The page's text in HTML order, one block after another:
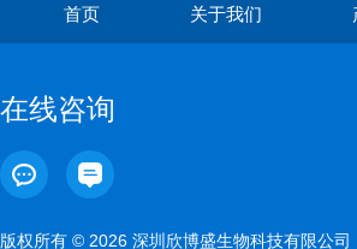
首页 关于我们
在线咨询
版权所有 © 2026 深圳欣博盛生物科技有限公